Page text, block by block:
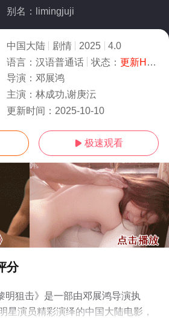
别名：limingjuji
中国大陆 剧情 2025
4.0
语言： 汉语普通话 状态： 更新HD/高清
导演： 邓展鸿
主演： 林成功,谢庚沄
更新时间： 2025-10-10
 极速观看
分
明狙击》是一部由邓展鸿导演执
星演员精彩演绎的中国大陆电影，